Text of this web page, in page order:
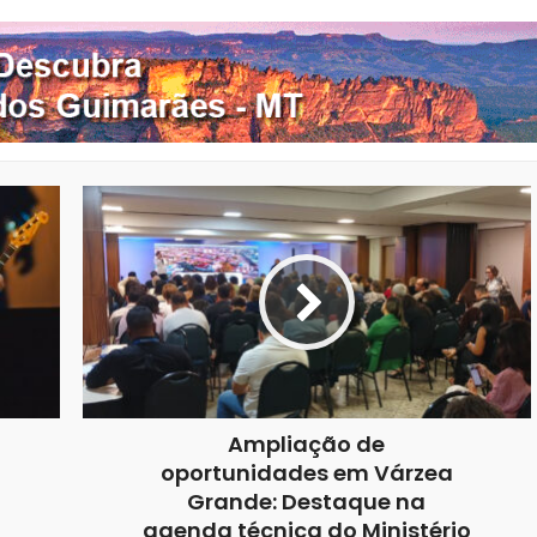
Ampliação de
oportunidades em Várzea
Grande: Destaque na
agenda técnica do Ministério